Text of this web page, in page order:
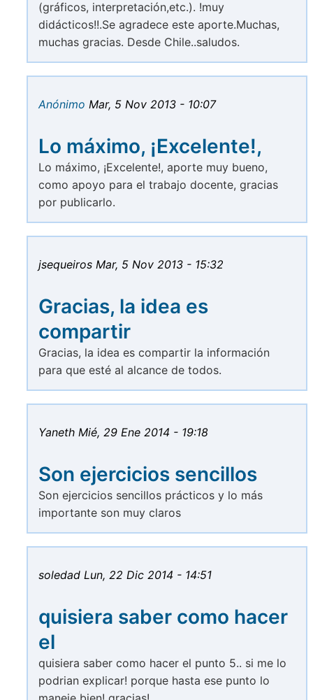
(gráficos, interpretación,etc.). !muy
didácticos!!.Se agradece este aporte.Muchas,
muchas gracias. Desde Chile..saludos.
Anónimo Mar, 5 Nov 2013 - 10:07
Lo máximo, ¡Excelente!,
Lo máximo, ¡Excelente!, aporte muy bueno,
como apoyo para el trabajo docente, gracias
por publicarlo.
jsequeiros Mar, 5 Nov 2013 - 15:32
Gracias, la idea es
compartir
Gracias, la idea es compartir la información
para que esté al alcance de todos.
Yaneth Mié, 29 Ene 2014 - 19:18
Son ejercicios sencillos
Son ejercicios sencillos prácticos y lo más
importante son muy claros
soledad Lun, 22 Dic 2014 - 14:51
quisiera saber como hacer
el
quisiera saber como hacer el punto 5.. si me lo
podrian explicar! porque hasta ese punto lo